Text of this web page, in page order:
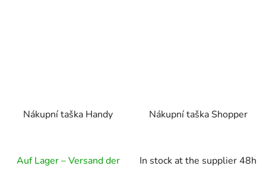
Nákupní taška Handy
Auf Lager – Versand der
Nákupní taška Shopper
In stock at the supplier 48h